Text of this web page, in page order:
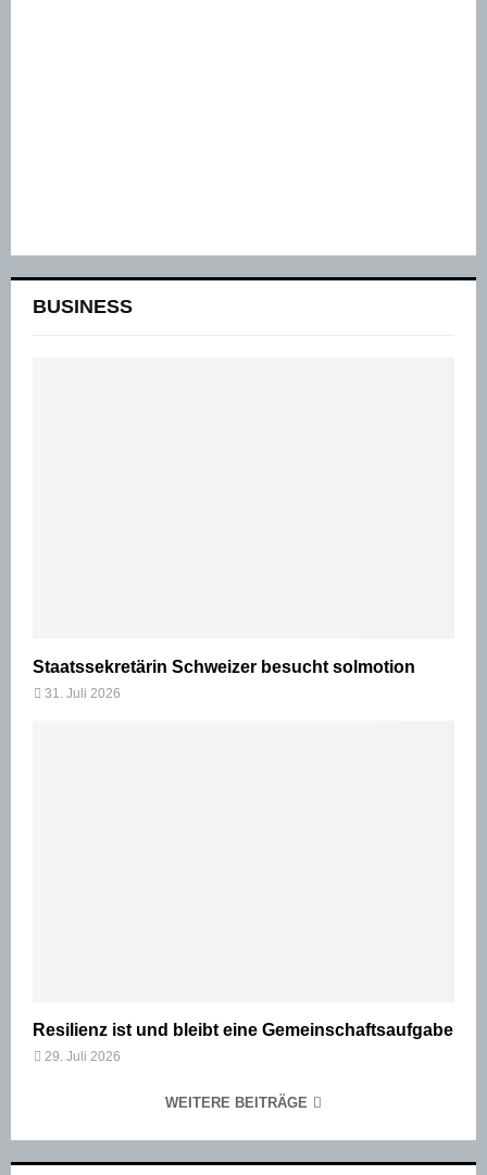
BUSINESS
Staatssekretärin Schweizer besucht solmotion
31. Juli 2026
Resilienz ist und bleibt eine Gemeinschaftsaufgabe
29. Juli 2026
WEITERE BEITRÄGE